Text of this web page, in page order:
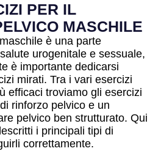
PER IL
MASCHILE
è una parte
urogenitale e sessuale,
è importante dedicarsi
mirati. Tra i vari esercizi
efficaci troviamo gli esercizi
rinforzo pelvico e un
pelvico ben strutturato. Qui
i principali tipi di
correttamente.